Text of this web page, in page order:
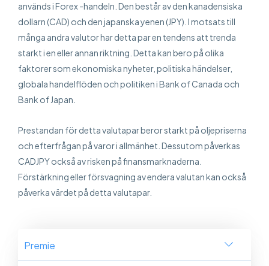
används i Forex -handeln. Den består av den kanadensiska
dollarn (CAD) och den japanska yenen (JPY). I motsats till
många andra valutor har detta par en tendens att trenda
starkt i en eller annan riktning. Detta kan bero på olika
faktorer som ekonomiska nyheter, politiska händelser,
globala handelflöden och politiken i Bank of Canada och
Bank of Japan.
Prestandan för detta valutapar beror starkt på oljepriserna
och efterfrågan på varor i allmänhet. Dessutom påverkas
CADJPY också av risken på finansmarknaderna.
Förstärkning eller försvagning av endera valutan kan också
påverka värdet på detta valutapar.
Premie